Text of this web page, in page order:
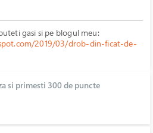
gasi si pe blogul meu:
2019/03/drob-din-ficat-de-
si primesti 300 de puncte